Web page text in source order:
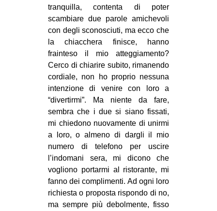
bsky
ms
SEARCH
tranquilla, contenta di poter
scambiare due parole amichevoli
con degli sconosciuti, ma ecco che
la chiacchera finisce, hanno
frainteso il mio atteggiamento?
Cerco di chiarire subito, rimanendo
cordiale, non ho proprio nessuna
intenzione di venire con loro a
“divertirmi”. Ma niente da fare,
sembra che i due si siano fissati,
mi chiedono nuovamente di unirmi
a loro, o almeno di dargli il mio
numero di telefono per uscire
l’indomani sera, mi dicono che
vogliono portarmi al ristorante, mi
fanno dei complimenti. Ad ogni loro
richiesta o proposta rispondo di no,
ma sempre più debolmente, fisso